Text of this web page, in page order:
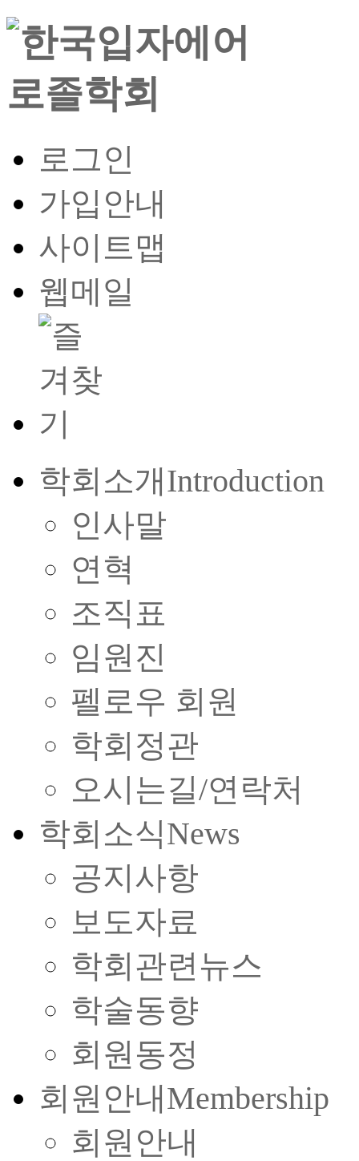
로그인
가입안내
사이트맵
웹메일
학회소개Introduction
인사말
연혁
조직표
임원진
펠로우 회원
학회정관
오시는길/연락처
학회소식News
공지사항
보도자료
학회관련뉴스
학술동향
회원동정
회원안내Membership
회원안내